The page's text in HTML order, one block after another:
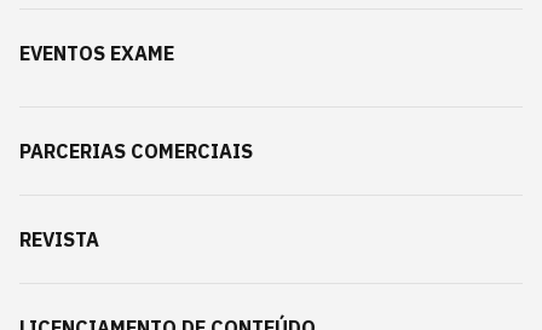
EVENTOS EXAME
PARCERIAS COMERCIAIS
REVISTA